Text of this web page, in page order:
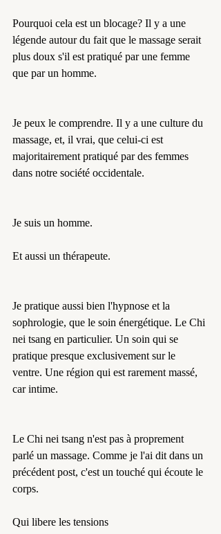
Pourquoi cela est un blocage? Il y a une
légende autour du fait que le massage serait
plus doux s'il est pratiqué par une femme
que par un homme.
Je peux le comprendre. Il y a une culture du
massage, et, il vrai, que celui-ci est
majoritairement pratiqué par des femmes
dans notre société occidentale.
Je suis un homme.
Et aussi un thérapeute.
Je pratique aussi bien l'hypnose et la
sophrologie, que le soin énergétique. Le Chi
nei tsang en particulier. Un soin qui se
pratique presque exclusivement sur le
ventre. Une région qui est rarement massé,
car intime.
Le Chi nei tsang n'est pas à proprement
parlé un massage. Comme je l'ai dit dans un
précédent post, c'est un touché qui écoute le
corps.
Qui libere les tensions